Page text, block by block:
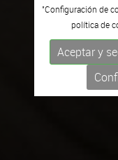
"Configuración de
política de
Aceptar y